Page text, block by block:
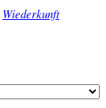
Wiederkunft